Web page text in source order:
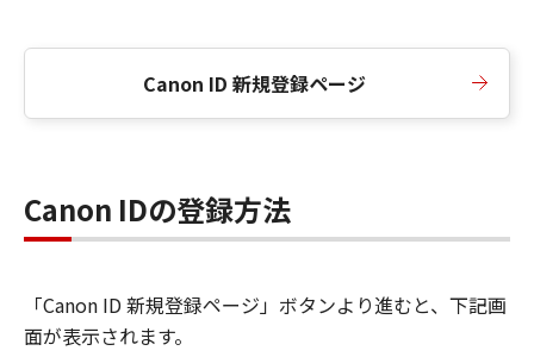
Canon ID 新規登録ページ
Canon IDの登録方法
「Canon ID 新規登録ページ」ボタンより進むと、下記画
面が表示されます。